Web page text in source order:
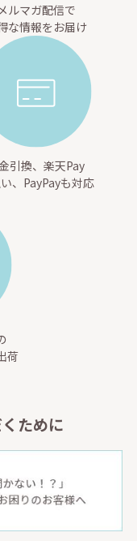
メルマガ配信で
な情報をお届け
引換、楽天Pay
、PayPayも対応
荷
ために